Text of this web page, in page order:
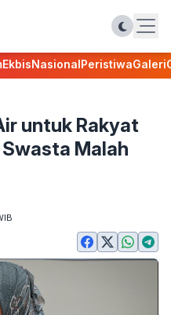
EkbisNasionalPeristiwaGaleri
untuk Rakyat
Malah